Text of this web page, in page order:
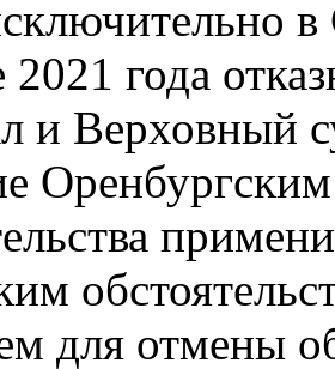
2021 года
и Верховный
для отмены